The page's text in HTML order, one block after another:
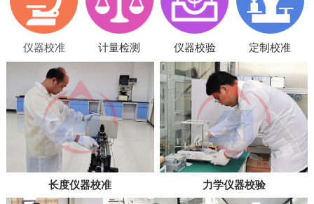
仪器校准 计量检测 仪器校验 定制校准
长度仪器校准 力学仪器校验